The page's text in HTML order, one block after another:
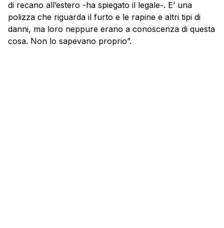
di recano all’estero -ha spiegato il legale-. E’ una
polizza che riguarda il furto e le rapine e altri tipi di
danni, ma loro neppure erano a conoscenza di questa
cosa. Non lo sapevano proprio”.